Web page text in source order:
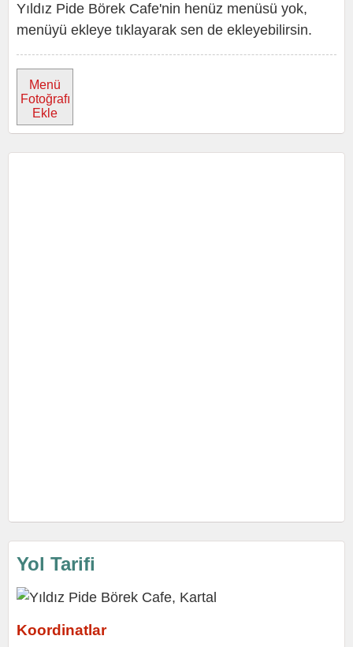
Yıldız Pide Börek Cafe'nin henüz menüsü yok,
menüyü ekleye tıklayarak sen de ekleyebilirsin.
Menü
Fotoğrafı
Ekle
Yol Tarifi
Koordinatlar